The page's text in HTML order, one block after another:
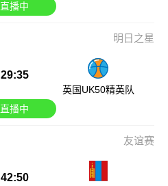
直播中
明日之星
29:35
英国UK50精英队
直播中
友谊赛
42:50